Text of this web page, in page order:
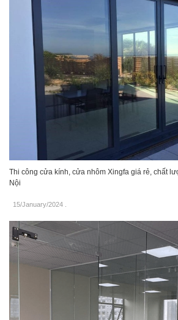
Thi công cửa kính, cửa nhôm Xingfa giá rẻ, chất
Nội
15/January/2024